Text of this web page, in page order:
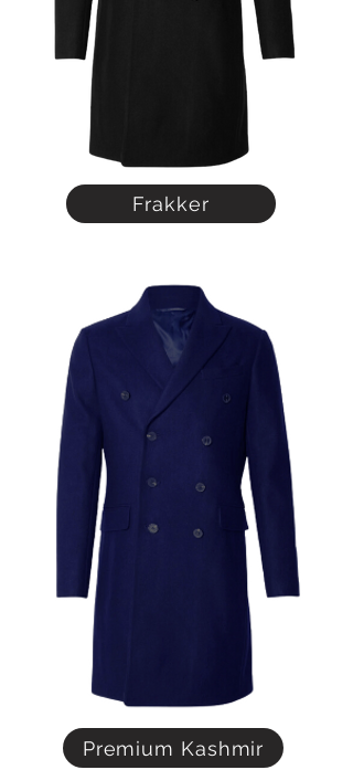
Frakker
Premium Kashmir